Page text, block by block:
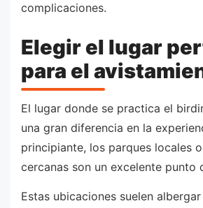
complicaciones.
Elegir el lugar
para el
El lugar donde se practica el
una gran diferencia en la
principiante, los parques locales
cercanas son un excelente punto
Estas ubicaciones suelen